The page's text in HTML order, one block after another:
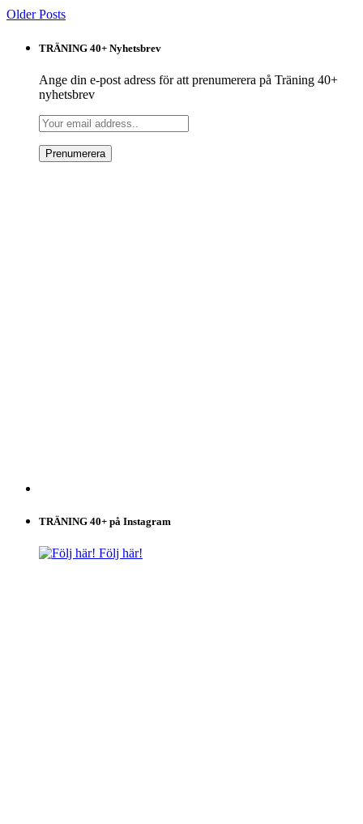
Older Posts
TRÄNING 40+ Nyhetsbrev
Ange din e-post adress för att prenumerera på Träning 40+
nyhetsbrev
TRÄNING 40+ på Instagram
Följ här!